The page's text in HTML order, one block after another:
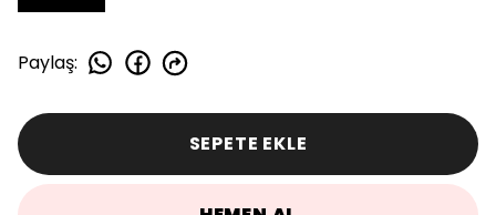
Paylaş:
SEPETE EKLE